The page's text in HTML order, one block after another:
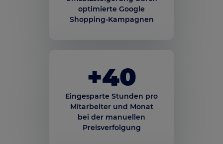
optimierte Google
Shopping-Kampagnen
+40
Eingesparte Stunden pro
Mitarbeiter und Monat
bei der manuellen
Preisverfolgung